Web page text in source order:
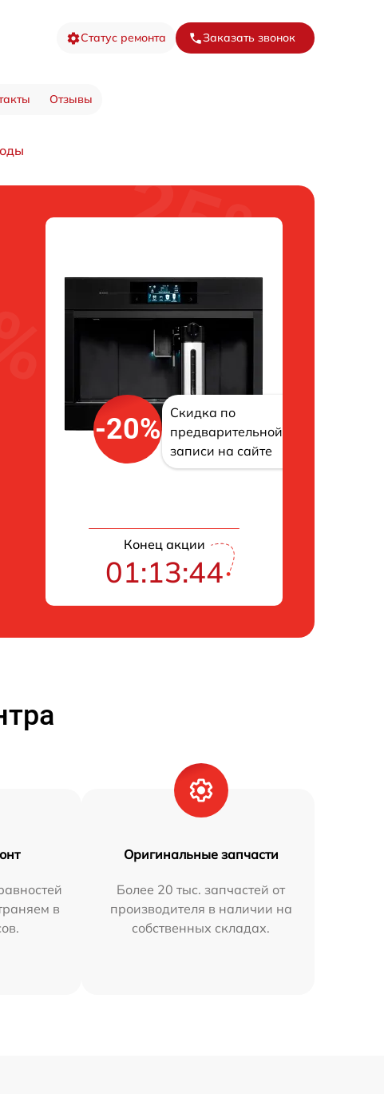
Статус ремонта Заказать звонок
Отзывы
-20%
Скидка по
предварительной
записи на сайте
Конец акции
01:13:43
в
Оригинальные запчасти
Более 20 тыс. запчастей от
производителя в наличии на
собственных складах.